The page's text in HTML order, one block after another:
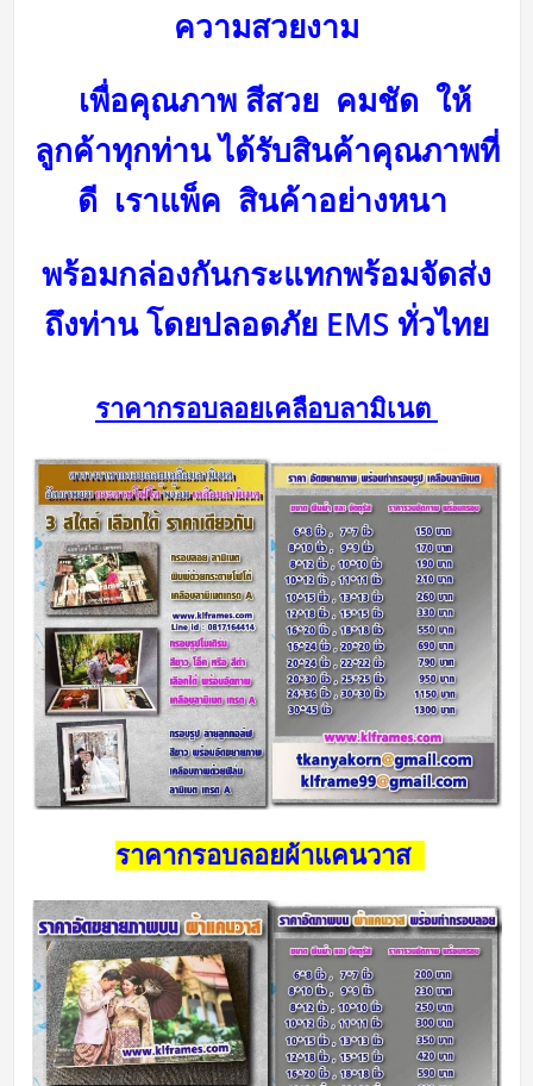
ความสวยงาม
เพื่อคุณภาพ สีสวย คมชัด ให้
ลูกค้าทุกท่าน ได้รับสินค้าคุณภาพที่
ดี เราแพ็ค สินค้าอย่างหนา
พร้อมกล่องกันกระแทกพร้อมจัดส่ง
ถึงท่าน โดยปลอดภัย EMS ทั่วไทย
ราคากรอบลอยเคลือบลามิเนต
ราคากรอบลอยผ้าแคนวาส